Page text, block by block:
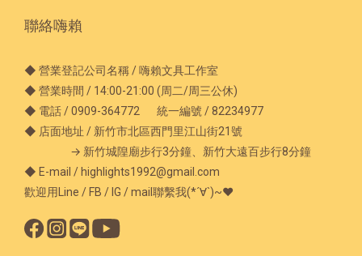
聯絡嗨賴
◆ 營業登記公司名稱 / 嗨賴文具工作室
◆ 營業時間 / 14:00-21:00 (周二/周三公休)
◆ 電話 / 0909-364772 統一編號 / 82234977
◆ 店面地址 / 新竹市北區西門里江山街21號
→ 新竹城隍廟步行3分鐘、新竹大遠百步行8分鐘
◆ E-mail / highlights1992@gmail.com
歡迎用Line / FB / IG / mail聯繫我(*´∀`)~♥